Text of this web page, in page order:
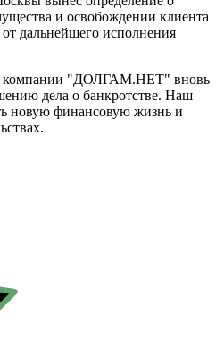
и освобождении клиента
дальнейшего исполнения
компании "ДОЛГАМ.НЕТ" вновь
дела о банкротстве. Наш
новую финансовую жизнь и